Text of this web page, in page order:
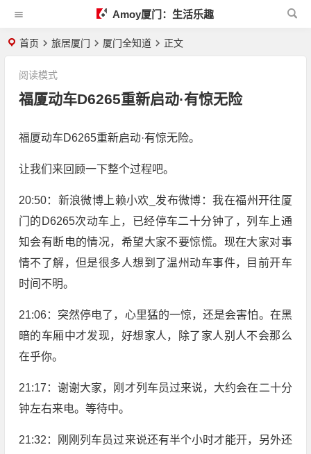
Amoy厦门：生活乐趣
首页 旅居厦门 厦门全知道 正文
福厦动车D6265重新启动·有惊无险
阅读模式
福厦动车D6265重新启动·有惊无险。
让我们来回顾一下整个过程吧。
20:50：新浪微博上赖小欢_发布微博：我在福州开往厦
门的D6265次动车上，已经停车二十分钟了，列车上通
知会有断电的情况，希望大家不要惊慌。现在大家对事
情不了解，但是很多人想到了温州动车事件，目前开车
时间不明。
21:06：突然停电了，心里猛的一惊，还是会害怕。在黑
暗的车厢中才发现，好想家人，除了家人别人不会那么
在乎你。
21:17：谢谢大家，刚才列车员过来说，大约会在二十分
钟左右来电。等待中。
21:32：刚刚列车员过来说还有半个小时才能开，另外还